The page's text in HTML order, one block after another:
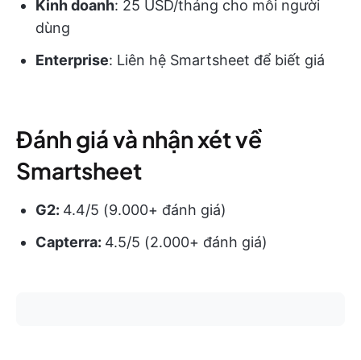
Kinh doanh: 25 USD/tháng cho mỗi người
dùng
Enterprise: Liên hệ Smartsheet để biết giá
Đánh giá và nhận xét về
Smartsheet
G2: 4.4/5 (9.000+ đánh giá)
Capterra: 4.5/5 (2.000+ đánh giá)